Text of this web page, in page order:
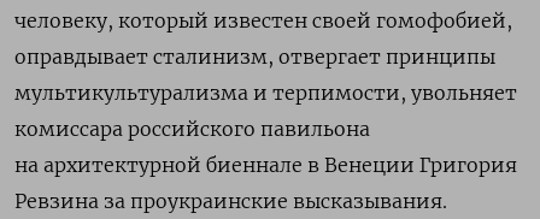
человеку, который известен своей гомофобией,
оправдывает сталинизм, отвергает принципы
мультикультурализма и терпимости, увольняет
комиссара российского павильона
на архитектурной биеннале в Венеции Григория
Ревзина за проукраинские высказывания.